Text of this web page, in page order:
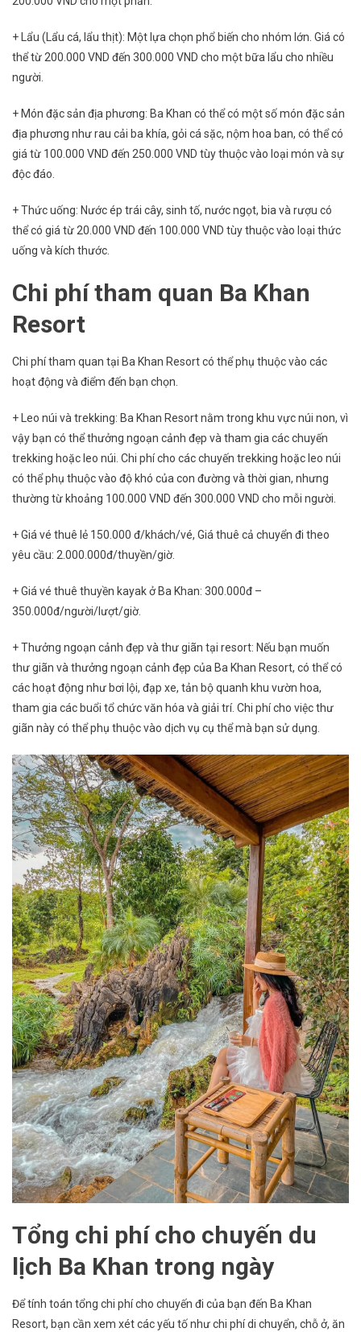
+ Lẩu (Lẩu cá, lẩu thịt): Một lựa chọn phổ biến cho nhóm lớn. Giá có
thể từ 200.000 VND đến 300.000 VND cho một bữa lẩu cho nhiều
người.
+ Món đặc sản địa phương: Ba Khan có thể có một số món đặc sản
địa phương như rau cải ba khía, gỏi cá sặc, nộm hoa ban, có thể có
giá từ 100.000 VND đến 250.000 VND tùy thuộc vào loại món và sự
độc đáo.
+ Thức uống: Nước ép trái cây, sinh tố, nước ngọt, bia và rượu có
thể có giá từ 20.000 VND đến 100.000 VND tùy thuộc vào loại thức
uống và kích thước.
Chi phí tham quan Ba Khan
Resort
Chi phí tham quan tại Ba Khan Resort có thể phụ thuộc vào các
hoạt động và điểm đến bạn chọn.
+ Leo núi và trekking: Ba Khan Resort nằm trong khu vực núi non, vì
vậy bạn có thể thưởng ngoạn cảnh đẹp và tham gia các chuyến
trekking hoặc leo núi. Chi phí cho các chuyến trekking hoặc leo núi
có thể phụ thuộc vào độ khó của con đường và thời gian, nhưng
thường từ khoảng 100.000 VND đến 300.000 VND cho mỗi người.
+ Giá vé thuê lẻ 150.000 đ/khách/vé, Giá thuê cả chuyển đi theo
yêu cầu: 2.000.000đ/thuyền/giờ.
+ Giá vé thuê thuyền kayak ở Ba Khan: 300.000đ –
350.000đ/người/lượt/giờ.
+ Thưởng ngoạn cảnh đẹp và thư giãn tại resort: Nếu bạn muốn
thư giãn và thưởng ngoạn cảnh đẹp của Ba Khan Resort, có thể có
các hoạt động như bơi lội, đạp xe, tản bộ quanh khu vườn hoa,
tham gia các buổi tổ chức văn hóa và giải trí. Chi phí cho việc thư
giãn này có thể phụ thuộc vào dịch vụ cụ thể mà bạn sử dụng.
Tổng chi phí cho chuyến du
lịch Ba Khan trong ngày
Để tính toán tổng chi phí cho chuyến đi của bạn đến Ba Khan
Resort, bạn cần xem xét các yếu tố như chi phí di chuyển, chỗ ở, ăn